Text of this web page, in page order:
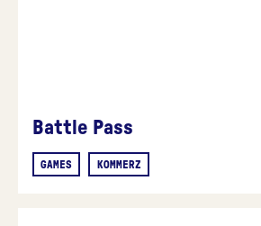
Battle Pass
GAMES KOMMERZ